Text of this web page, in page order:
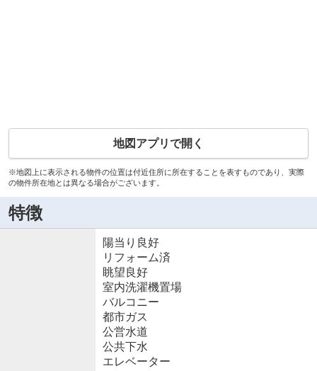
地図アプリで開く
※地図上に表示される物件の位置は付近住所に所在することを表すものであり、実際
の物件所在地とは異なる場合がございます。
特徴
陽当り良好
リフォーム済
眺望良好
室内洗濯機置場
バルコニー
都市ガス
公営水道
公共下水
エレベーター